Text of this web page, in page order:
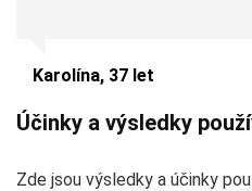
Karolína, 37 let
Účinky a výsledky
Zde jsou výsledky a účinky